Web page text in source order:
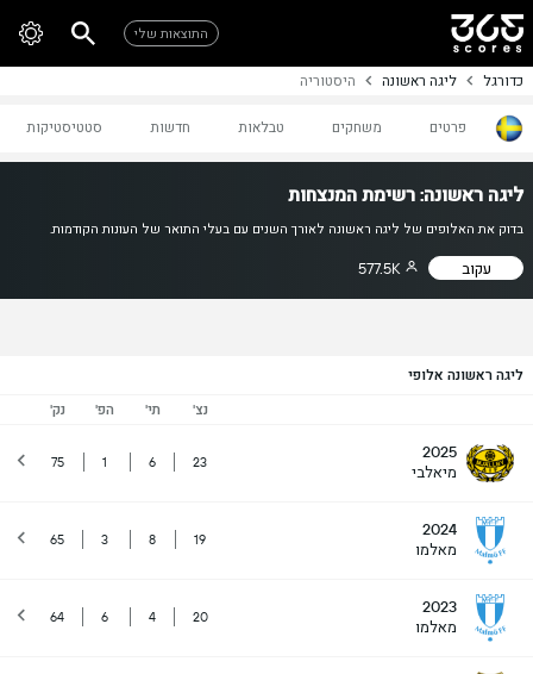
התוצאות שלי
כדורגל ליגה ראשונה היסטוריה
פרטים משחקים טבלאות חדשות סטטיסטיקות
ליגה ראשונה: רשימת המנצחות
בדוק את האלופים של ליגה ראשונה לאורך השנים עם בעלי התואר של העונות הקודמות.
עקוב 577.5K
ליגה ראשונה אלופי
נצ' תי' הפ' נק'
2025
מיאלבי
23
6
1
75
2024
מאלמו
19
8
3
65
2023
מאלמו
20
4
6
64